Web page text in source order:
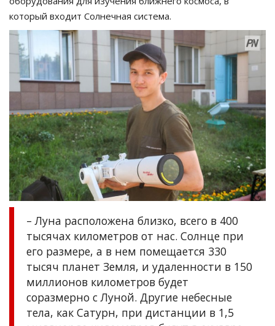
который входит Солнечная система.
– Луна расположена близко, всего в 400
тысячах километров от нас. Солнце при
его размере, а в нем помещается 330
тысяч планет Земля, и удаленности в 150
миллионов километров будет
соразмерно с Луной. Другие небесные
тела, как Сатурн, при дистанции в 1,5